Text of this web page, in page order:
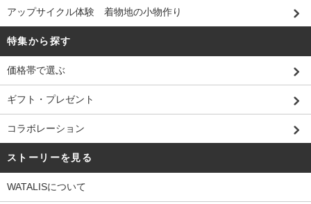
アップサイクル体験 着物地の小物作り
特集から探す
価格帯で選ぶ
ギフト・プレゼント
コラボレーション
ストーリーを見る
WATALISについて